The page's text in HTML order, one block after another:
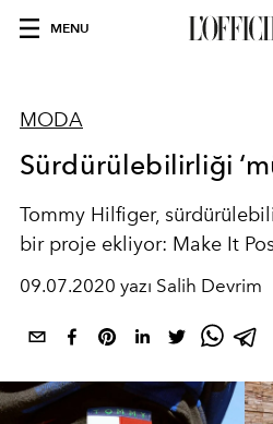
MENU
MODA
Sürdürülebilirliği
Tommy Hilfiger,
bir proje ekliyor: Make It
09.07.2020 yazı Salih Devrim